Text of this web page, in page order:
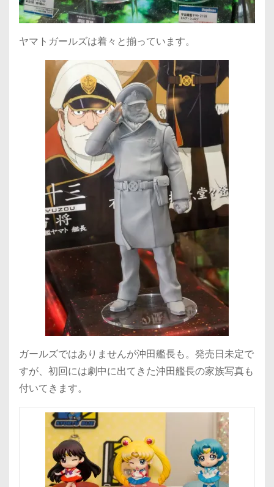
ヤマトガールズは着々と揃っています。
ガールズではありませんが沖田艦長も。発売日未定で
すが、初回には劇中に出てきた沖田艦長の家族写真も
付いてきます。